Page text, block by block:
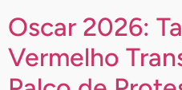
Oscar 2026:
Vermelho